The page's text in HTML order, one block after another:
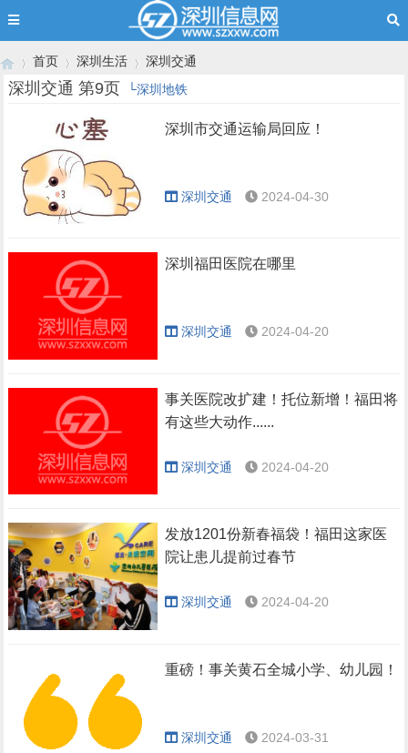
首页
›
深圳生活 深圳交通
深圳交通 第9页 └深圳地铁
深圳市交通运输局回应！
深圳交通 2024-04-30
深圳福田医院在哪里
深圳交通 2024-04-20
事关医院改扩建！托位新增！福田将
有这些大动作......
深圳交通 2024-04-20
发放1201份新春福袋！福田这家医
院让患儿提前过春节
深圳交通 2024-04-20
重磅！事关黄石全城小学、幼儿园！
深圳交通 2024-03-31